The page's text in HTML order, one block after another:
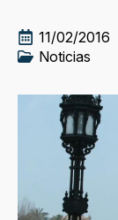
11/02/2016
Noticias